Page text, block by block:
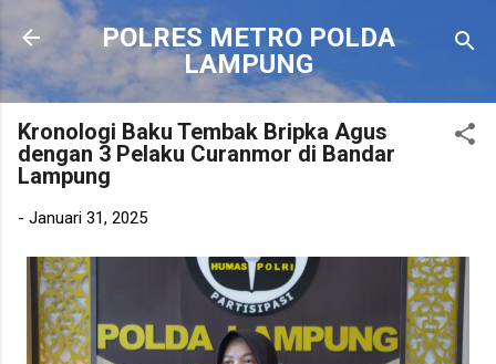
Langsung ke konten utama
POLRES METRO POLDA
LAMPUNG
Kronologi Baku Tembak Bripka Agus
dengan 3 Pelaku Curanmor di Bandar
Lampung
- Januari 31, 2025